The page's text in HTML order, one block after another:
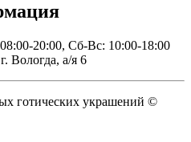
20:00, Сб-Вс: 10:00-18:00
Вологда, а/я 6
готических украшений ©